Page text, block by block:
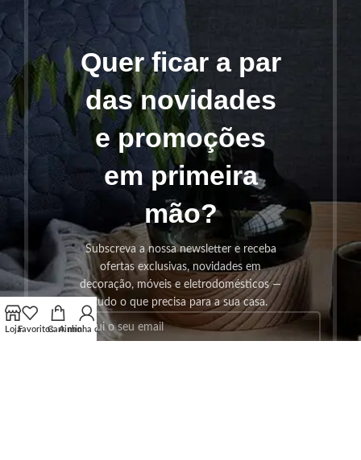
Quer ficar a par
das novidades
e promoções
em primeira
mão?
Subscreva a nossa newsletter e receba
ofertas exclusivas, novidades em
decoração, móveis e eletrodomésticos —
tudo o que precisa para a sua casa.
LojaFavoritosCarrinho
A minha conta